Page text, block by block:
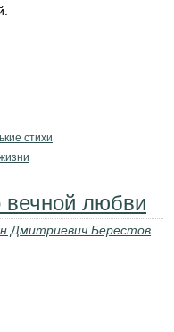
стихи
вечной любви
Дмитриевич Берестов